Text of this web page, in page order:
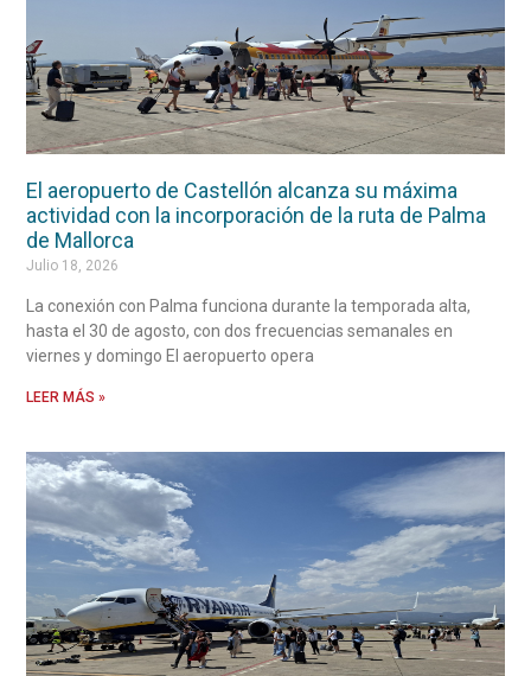
El aeropuerto de Castellón alcanza su máxima
actividad con la incorporación de la ruta de Palma
de Mallorca
Julio 18, 2026
La conexión con Palma funciona durante la temporada alta,
hasta el 30 de agosto, con dos frecuencias semanales en
viernes y domingo El aeropuerto opera
LEER MÁS »